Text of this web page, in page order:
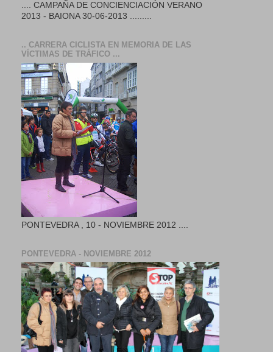
.... CAMPAÑA DE CONCIENCIACIÓN VERANO
2013 - BAIONA 30-06-2013 .........
.. CARRERA CICLISTA EN MEMORIA DE LAS
VÍCTIMAS DE TRÁFICO ...
PONTEVEDRA , 10 - NOVIEMBRE 2012 ....
PONTEVEDRA - NOVIEMBRE 2012